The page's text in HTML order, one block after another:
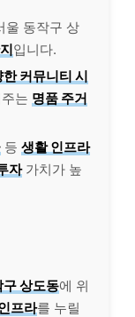
울 동작구 상
입니다.
한 커뮤니티 시
는 명품 주거
등 생활 인프라
자가치가 높
상도동에 위
프라를 누릴